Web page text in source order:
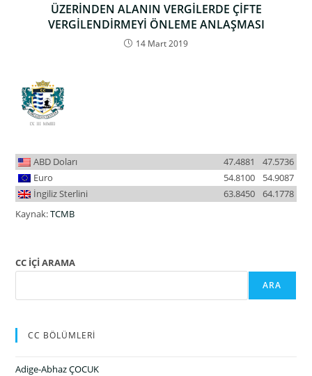
ÜZERİNDEN ALANIN VERGİLERDE ÇİFTE
VERGİLENDİRMEYİ ÖNLEME ANLAŞMASI
14 Mart 2019
ABD Doları 47.5736
47.4881
Euro
54.9087
54.8100
İngiliz Sterlini
64.1778
63.8450
Kaynak:TCMB
CC İÇİ ARAMA
ARA
CC BÖLÜMLERİ
Adige-Abhaz ÇOCUK